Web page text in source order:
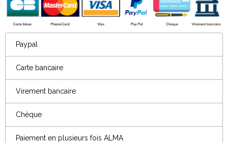
Paypal
Carte bancaire
Virement bancaire
Chèque
Paiement en plusieurs fois ALMA